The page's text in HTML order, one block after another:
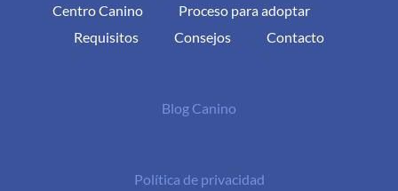
Centro Canino
Proceso para adoptar
Requisitos
Consejos Contacto
Blog Canino
Política de privacidad